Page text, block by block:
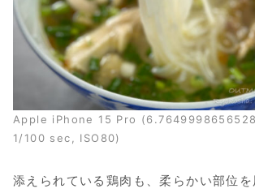
Apple iPhone 15 Pro
1/100 sec, ISO80)
添えられている鶏肉も、柔らかい部位